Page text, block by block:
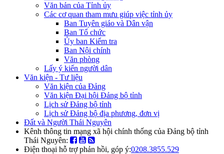
Văn bản của Tỉnh ủy
Các cơ quan tham mưu giúp việc tỉnh ủy
Ban Tuyên giáo và Dân vận
Ban Tổ chức
Ủy ban Kiểm tra
Ban Nội chính
Văn phòng
Lấy ý kiến người dân
Văn kiện - Tư liệu
Văn kiện của Đảng
Văn kiện Đại hội Đảng bộ tỉnh
Lịch sử Đảng bộ tỉnh
Lịch sử Đảng bộ địa phương, đơn vị
Đất và Người Thái Nguyên
Kênh thông tin mạng xã hội chính thống của Đảng bộ tỉnh
Thái Nguyên:
Điện thoại hỗ trợ phản hồi, góp ý:0208.3855.529